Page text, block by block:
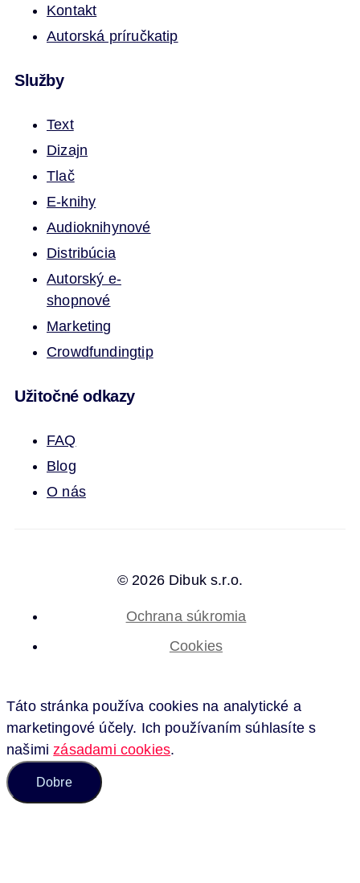
Kontakt
Autorská príručkatip
Služby
Text
Dizajn
Tlač
E-knihy
Audioknihynové
Distribúcia
Autorský e-
shopnové
Marketing
Crowdfundingtip
Užitočné odkazy
FAQ
Blog
O nás
© 2026 Dibuk s.r.o.
Ochrana súkromia
Cookies
Táto stránka používa cookies na analytické a
marketingové účely. Ich používaním súhlasíte s
našimizásadami cookies.
Dobre